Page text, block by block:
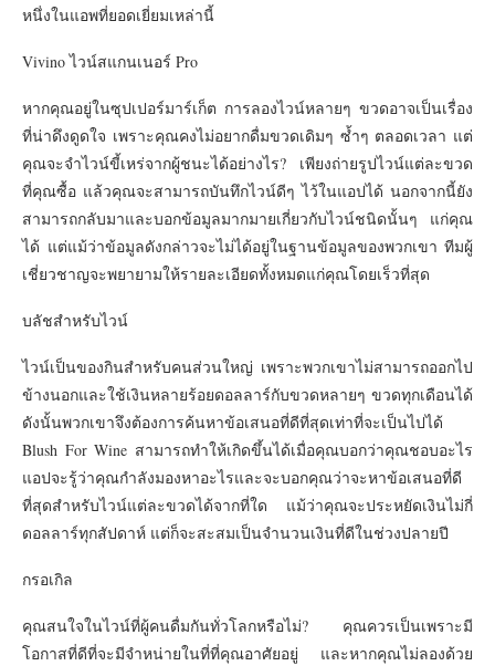
หนึ่งในแอพที่ยอดเยี่ยมเหล่านี้
Vivino ไวน์สแกนเนอร์ Pro
หากคุณอยู่ในซุปเปอร์มาร์เก็ต การลองไวน์หลายๆ ขวดอาจเป็นเรื่อง
ที่น่าดึงดูดใจ เพราะคุณคงไม่อยากดื่มขวดเดิมๆ ซ้ำๆ ตลอดเวลา แต่
คุณจะจำไวน์ขี้เหร่จากผู้ชนะได้อย่างไร? เพียงถ่ายรูปไวน์แต่ละขวด
ที่คุณซื้อ แล้วคุณจะสามารถบันทึกไวน์ดีๆ ไว้ในแอปได้ นอกจากนี้ยัง
สามารถกลับมาและบอกข้อมูลมากมายเกี่ยวกับไวน์ชนิดนั้นๆ แก่คุณ
ได้ แต่แม้ว่าข้อมูลดังกล่าวจะไม่ได้อยู่ในฐานข้อมูลของพวกเขา ทีมผู้
เชี่ยวชาญจะพยายามให้รายละเอียดทั้งหมดแก่คุณโดยเร็วที่สุด
บลัชสำหรับไวน์
ไวน์เป็นของกินสำหรับคนส่วนใหญ่ เพราะพวกเขาไม่สามารถออกไป
ข้างนอกและใช้เงินหลายร้อยดอลลาร์กับขวดหลายๆ ขวดทุกเดือนได้
ดังนั้นพวกเขาจึงต้องการค้นหาข้อเสนอที่ดีที่สุดเท่าที่จะเป็นไปได้
Blush For Wine สามารถทำให้เกิดขึ้นได้เมื่อคุณบอกว่าคุณชอบอะไร
แอปจะรู้ว่าคุณกำลังมองหาอะไรและจะบอกคุณว่าจะหาข้อเสนอที่ดี
ที่สุดสำหรับไวน์แต่ละขวดได้จากที่ใด แม้ว่าคุณจะประหยัดเงินไม่กี่
ดอลลาร์ทุกสัปดาห์ แต่ก็จะสะสมเป็นจำนวนเงินที่ดีในช่วงปลายปี
กรอเกิล
คุณสนใจในไวน์ที่ผู้คนดื่มกันทั่วโลกหรือไม่? คุณควรเป็นเพราะมี
โอกาสที่ดีที่จะมีจำหน่ายในที่ที่คุณอาศัยอยู่ และหากคุณไม่ลองด้วย